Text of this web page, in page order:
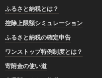
ふるさと納税とは？
控除上限額シミュレーション
ふるさと納税の確定申告
ワンストップ特例制度とは？
寄附金の使い道